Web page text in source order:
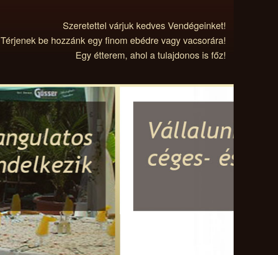
Szeretettel várjuk kedves Vendégeinket!
Térjenek be hozzánk egy finom ebédre vagy vacsorára!
Egy étterem, ahol a tulajdonos is főz!